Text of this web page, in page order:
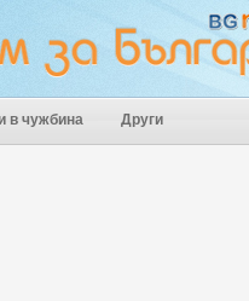
в чужбина Други